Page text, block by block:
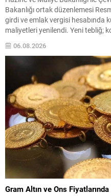
Bakanlığı ortak düzenlemesi
girdi ve emlak vergisi hesabında
maliyetleri yenilendi. Yeni tebliğ;
belirliyor. Bu düzenlemeyle, 2027...
06.08.2026
Gram Altın ve Ons